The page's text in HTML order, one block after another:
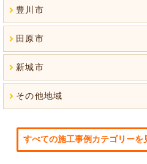
豊川市
田原市
新城市
その他地域